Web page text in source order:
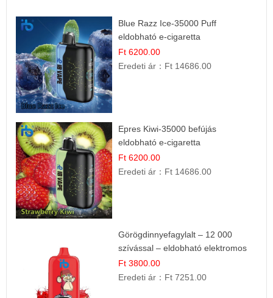
Blue Razz Ice-35000 Puff
eldobható e-cigaretta
Ft 6200.00
Eredeti ár： Ft 14686.00
Epres Kiwi-35000 befújás
eldobható e-cigaretta
Ft 6200.00
Eredeti ár： Ft 14686.00
Görögdinnyefagylalt – 12 000
szívással – eldobható elektromos
cigi
Ft 3800.00
Eredeti ár： Ft 7251.00